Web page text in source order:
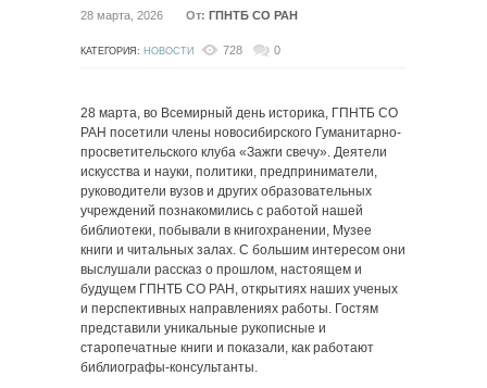
28 марта, 2026 От: ГПНТБ СО РАН
КАТЕГОРИЯ: НОВОСТИ 728 0
28 марта, во Всемирный день историка, ГПНТБ СО
РАН посетили члены новосибирского Гуманитарно-
просветительского клуба «Зажги свечу». Деятели
искусства и науки, политики, предприниматели,
руководители вузов и других образовательных
учреждений познакомились с работой нашей
библиотеки, побывали в книгохранении, Музее
книги и читальных залах. С большим интересом они
выслушали рассказ о прошлом, настоящем и
будущем ГПНТБ СО РАН, открытиях наших ученых
и перспективных направлениях работы. Гостям
представили уникальные рукописные и
старопечатные книги и показали, как работают
библиографы-консультанты.